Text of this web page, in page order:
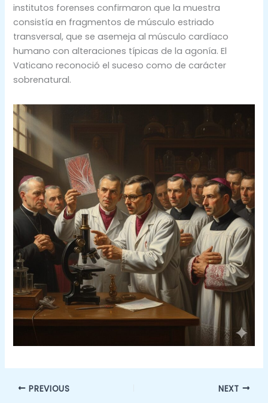
institutos forenses confirmaron que la muestra
consistía en fragmentos de músculo estriado
transversal, que se asemeja al músculo cardíaco
humano con alteraciones típicas de la agonía. El
Vaticano reconoció el suceso como de carácter
sobrenatural.
PREVIOUS NEXT